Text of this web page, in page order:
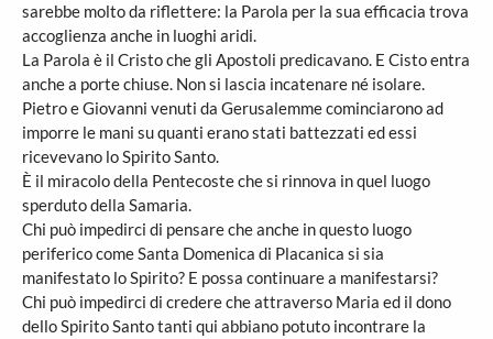
sarebbe molto da riflettere: la Parola per la sua efficacia trova
accoglienza anche in luoghi aridi.
La Parola è il Cristo che gli Apostoli predicavano. E Cisto entra
anche a porte chiuse. Non si lascia incatenare né isolare.
Pietro e Giovanni venuti da Gerusalemme cominciarono ad
imporre le mani su quanti erano stati battezzati ed essi
ricevevano lo Spirito Santo.
È il miracolo della Pentecoste che si rinnova in quel luogo
sperduto della Samaria.
Chi può impedirci di pensare che anche in questo luogo
periferico come Santa Domenica di Placanica si sia
manifestato lo Spirito? E possa continuare a manifestarsi?
Chi può impedirci di credere che attraverso Maria ed il dono
dello Spirito Santo tanti qui abbiano potuto incontrare la